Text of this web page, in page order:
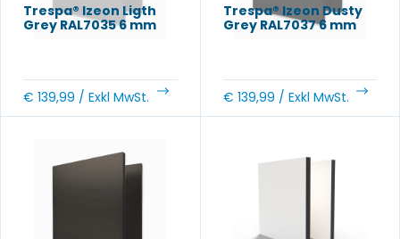
Trespa® Izeon Ligth
Grey RAL7035 6 mm
€ 139,99 / Exkl MwSt.
Trespa® Izeon Dusty
Grey RAL7037 6 mm
€ 139,99 / Exkl MwSt.